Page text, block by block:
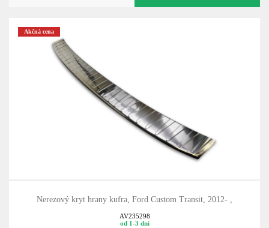
Akčná cena
Nerezový kryt hrany kufra, Ford Custom Transit, 2012- ,
AV235298
od 1-3 dní